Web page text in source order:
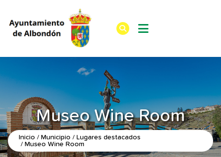
Museo Wine Room
Inicio Municipio
Lugares destacados
Museo Wine Room